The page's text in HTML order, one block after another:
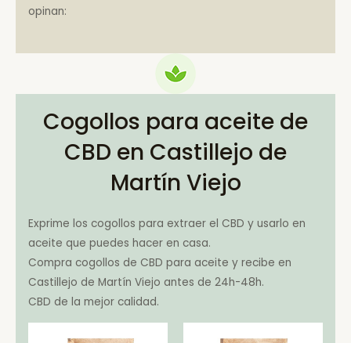
opinan:
Cogollos para aceite de
CBD en Castillejo de
Martín Viejo
Exprime los cogollos para extraer el CBD y usarlo en
aceite que puedes hacer en casa.
Compra cogollos de CBD para aceite y recibe en
Castillejo de Martín Viejo antes de 24h-48h.
CBD de la mejor calidad.